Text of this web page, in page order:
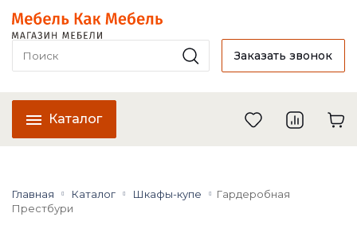
Заказать звонок
Каталог
Главная Каталог Шкафы-купе
Гардеробная
Престбури